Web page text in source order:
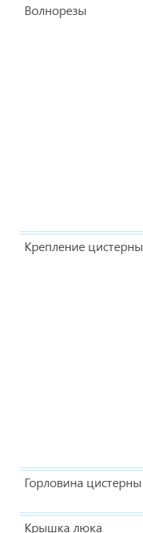
Волнорезы
Крепление цистерны
Горловина цистерны
Крышка люка